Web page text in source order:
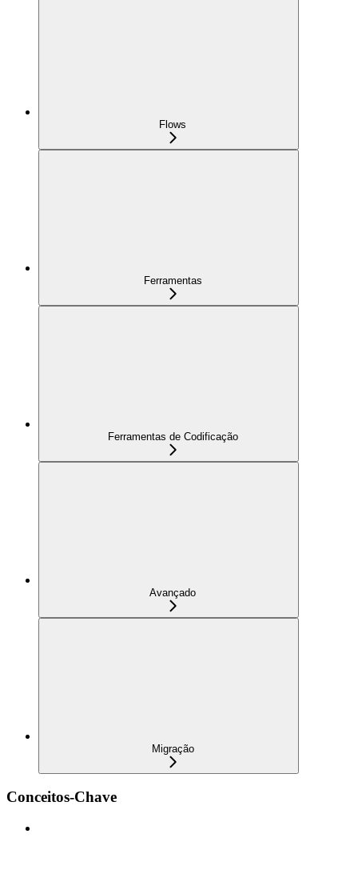
Flows
Ferramentas
Ferramentas de Codificação
Avançado
Migração
Conceitos-Chave